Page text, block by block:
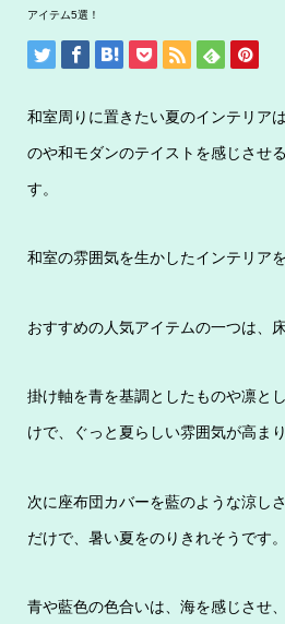
アイテム5選！
和室周りに置きたい夏のインテリア
のや和モダンのテイストを感じさせ
す。
和室の雰囲気を生かしたインテリア
おすすめの人気アイテムの一つは、
掛け軸を青を基調としたものや凛と
けで、ぐっと夏らしい雰囲気が高まり
次に座布団カバーを藍のような涼し
だけで、暑い夏をのりきれそうです。
青や藍色の色合いは、海を感じさせ